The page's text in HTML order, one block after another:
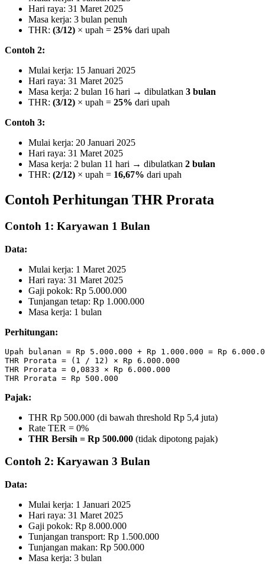
Hari raya: 31 Maret 2025
Masa kerja: 3 bulan penuh
THR: (3/12) × upah = 25% dari upah
Contoh 2:
Mulai kerja: 15 Januari 2025
Hari raya: 31 Maret 2025
Masa kerja: 2 bulan 16 hari → dibulatkan 3 bulan
THR: (3/12) × upah = 25% dari upah
Contoh 3:
Mulai kerja: 20 Januari 2025
Hari raya: 31 Maret 2025
Masa kerja: 2 bulan 11 hari → dibulatkan 2 bulan
THR: (2/12) × upah = 16,67% dari upah
Contoh Perhitungan THR Prorata
Contoh 1: Karyawan 1 Bulan
Data:
Mulai kerja: 1 Maret 2025
Hari raya: 31 Maret 2025
Gaji pokok: Rp 5.000.000
Tunjangan tetap: Rp 1.000.000
Masa kerja: 1 bulan
Perhitungan:
Upah bulanan = Rp 5.000.000 + Rp 1.000.000 = Rp
THR Prorata = (1 / 12) × Rp 6.000.000
THR Prorata = 0,0833 × Rp 6.000.000
Pajak:
THR Rp 500.000 (di bawah threshold Rp 5,4 juta)
Rate TER = 0%
THR Bersih = Rp 500.000 (tidak dipotong pajak)
Contoh 2: Karyawan 3 Bulan
Data:
Mulai kerja: 1 Januari 2025
Hari raya: 31 Maret 2025
Gaji pokok: Rp 8.000.000
Tunjangan transport: Rp 1.500.000
Tunjangan makan: Rp 500.000
Masa kerja: 3 bulan